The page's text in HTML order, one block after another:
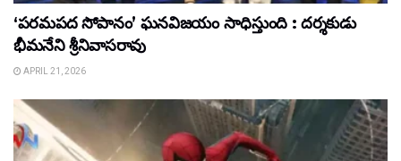
‘పరమపద సోపానం’ ఘనవిజయం సాధిస్తుంది : దర్శకుడు
భీమనేని శ్రీనివాసరావు
APRIL 21, 2026